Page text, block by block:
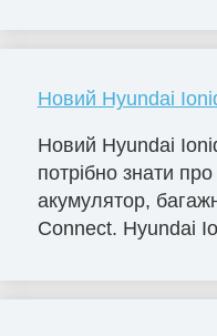
Новий Hyundai
Новий Hyundai
потрібно знати
акумулятор,
Connect. Hyundai